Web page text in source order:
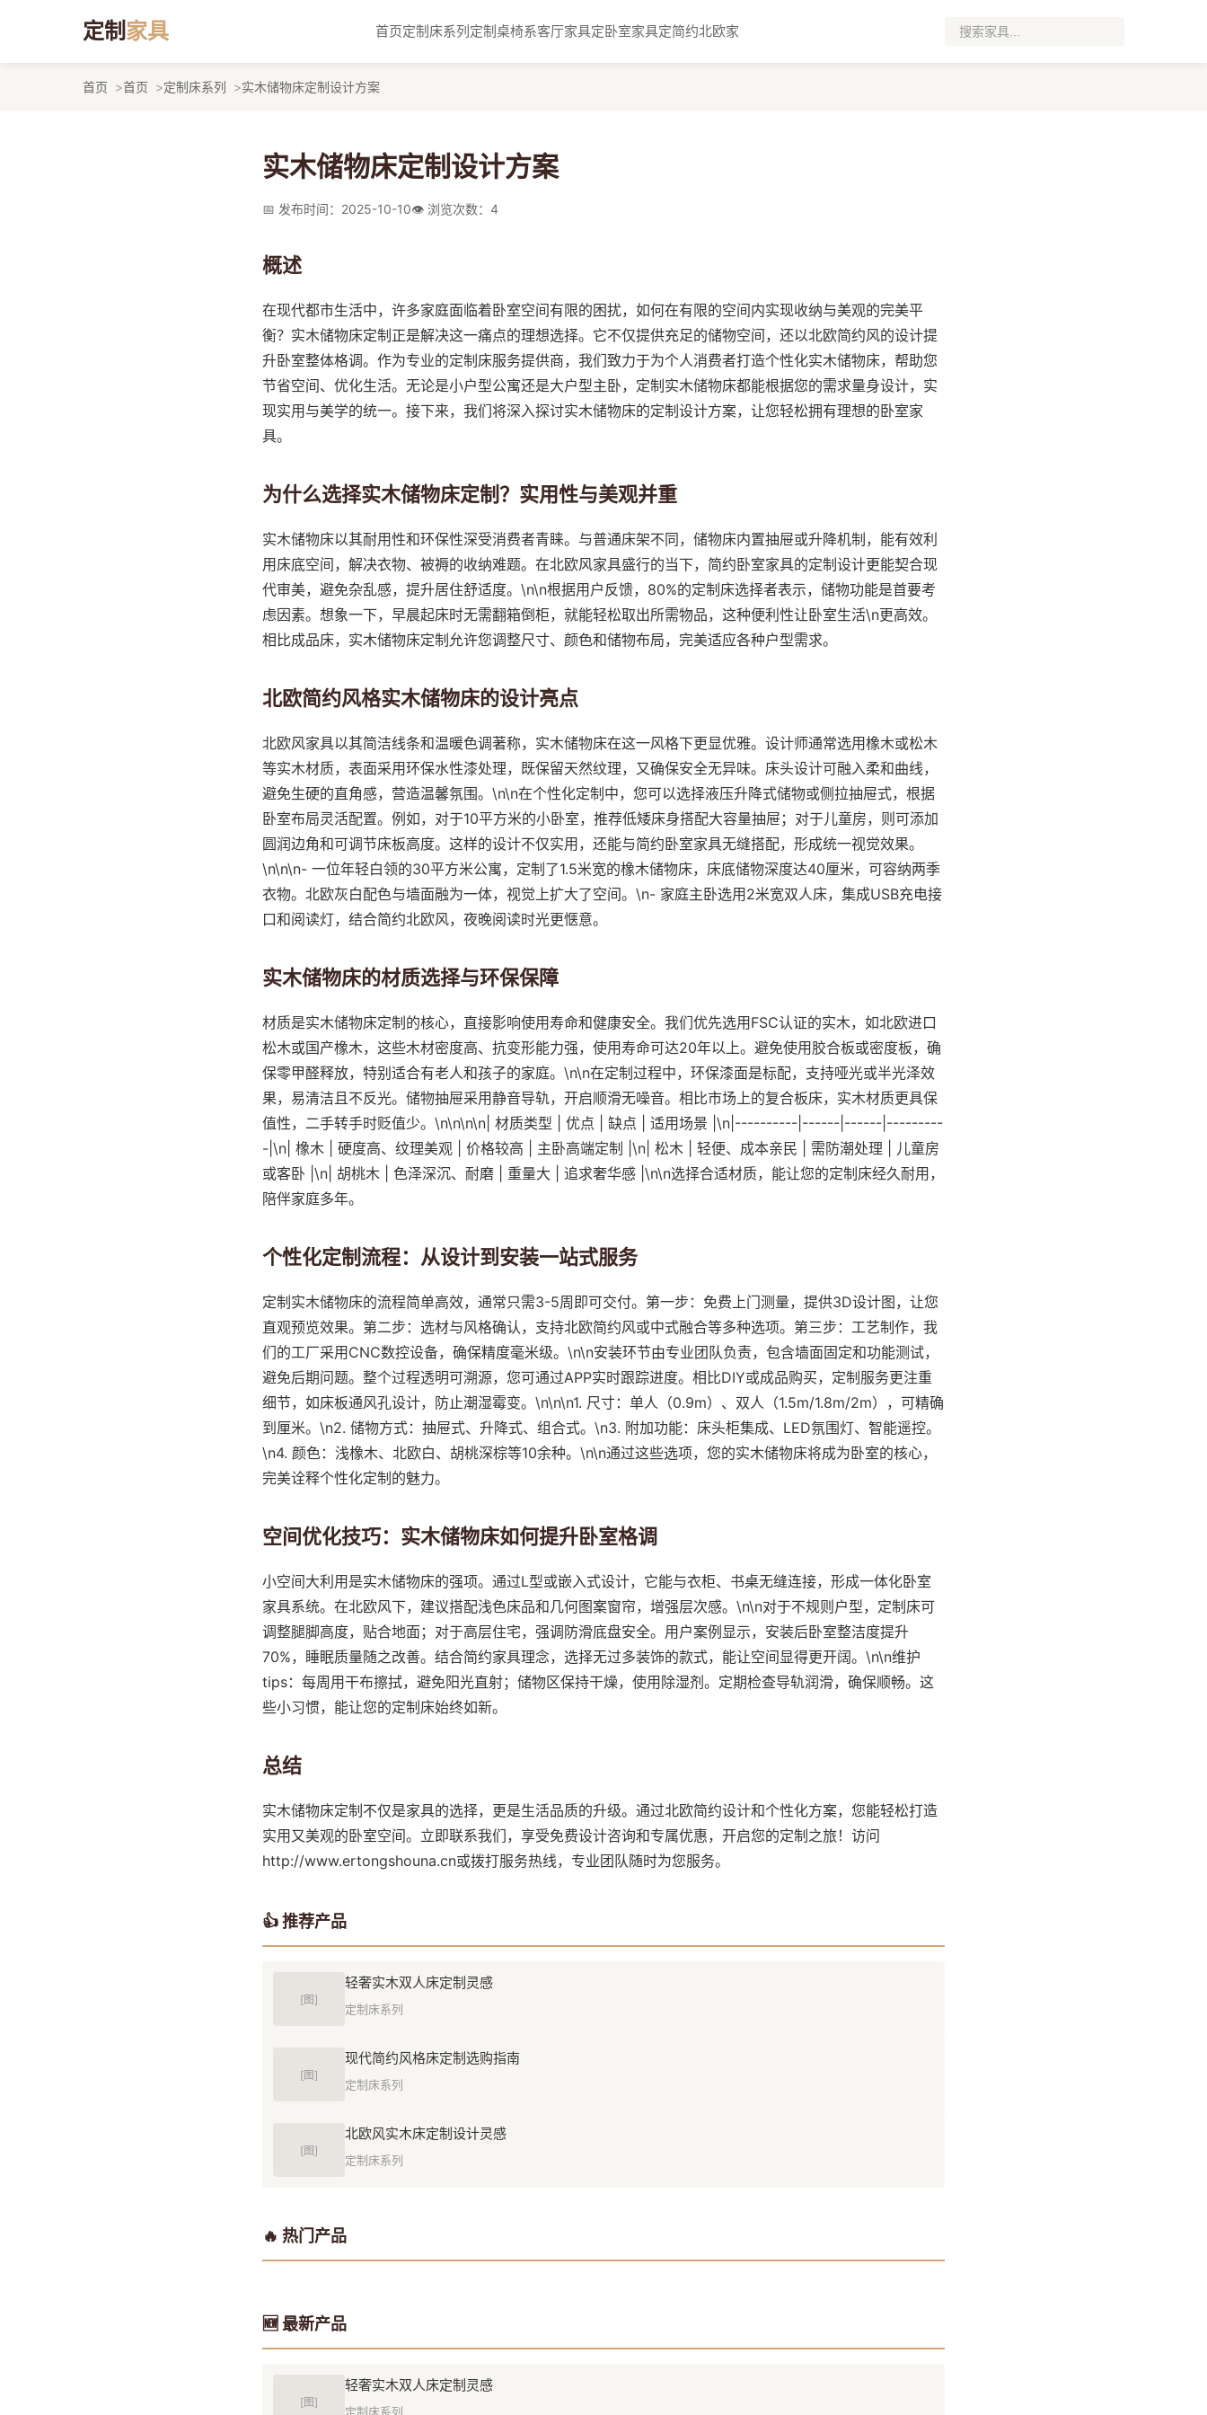
定制家具 首页定制床系列定制桌椅系客厅家具定卧室家具定简约北欧家
首页 首页 定制床系列 实木储物床定制设计方案
实木储物床定制设计方案
📅 发布时间：2025-10-10👁️ 浏览次数：4
概述
在现代都市生活中，许多家庭面临着卧室空间有限的困扰，如何在有限的空间内实现收纳与美观的完美平
衡？实木储物床定制正是解决这一痛点的理想选择。它不仅提供充足的储物空间，还以北欧简约风的设计提
升卧室整体格调。作为专业的定制床服务提供商，我们致力于为个人消费者打造个性化实木储物床，帮助您
节省空间、优化生活。无论是小户型公寓还是大户型主卧，定制实木储物床都能根据您的需求量身设计，实
现实用与美学的统一。接下来，我们将深入探讨实木储物床的定制设计方案，让您轻松拥有理想的卧室家
具。
为什么选择实木储物床定制？实用性与美观并重
实木储物床以其耐用性和环保性深受消费者青睐。与普通床架不同，储物床内置抽屉或升降机制，能有效利
用床底空间，解决衣物、被褥的收纳难题。在北欧风家具盛行的当下，简约卧室家具的定制设计更能契合现
代审美，避免杂乱感，提升居住舒适度。\n\n根据用户反馈，80%的定制床选择者表示，储物功能是首要考
虑因素。想象一下，早晨起床时无需翻箱倒柜，就能轻松取出所需物品，这种便利性让卧室生活\n更高效。
相比成品床，实木储物床定制允许您调整尺寸、颜色和储物布局，完美适应各种户型需求。
北欧简约风格实木储物床的设计亮点
北欧风家具以其简洁线条和温暖色调著称，实木储物床在这一风格下更显优雅。设计师通常选用橡木或松木
等实木材质，表面采用环保水性漆处理，既保留天然纹理，又确保安全无异味。床头设计可融入柔和曲线，
避免生硬的直角感，营造温馨氛围。\n\n在个性化定制中，您可以选择液压升降式储物或侧拉抽屉式，根据
卧室布局灵活配置。例如，对于10平方米的小卧室，推荐低矮床身搭配大容量抽屉；对于儿童房，则可添加
圆润边角和可调节床板高度。这样的设计不仅实用，还能与简约卧室家具无缝搭配，形成统一视觉效果。
\n\n\n- 一位年轻白领的30平方米公寓，定制了1.5米宽的橡木储物床，床底储物深度达40厘米，可容纳两季
衣物。北欧灰白配色与墙面融为一体，视觉上扩大了空间。\n- 家庭主卧选用2米宽双人床，集成USB充电接
口和阅读灯，结合简约北欧风，夜晚阅读时光更惬意。
实木储物床的材质选择与环保保障
材质是实木储物床定制的核心，直接影响使用寿命和健康安全。我们优先选用FSC认证的实木，如北欧进口
松木或国产橡木，这些木材密度高、抗变形能力强，使用寿命可达20年以上。避免使用胶合板或密度板，确
保零甲醛释放，特别适合有老人和孩子的家庭。\n\n在定制过程中，环保漆面是标配，支持哑光或半光泽效
果，易清洁且不反光。储物抽屉采用静音导轨，开启顺滑无噪音。相比市场上的复合板床，实木材质更具保
值性，二手转手时贬值少。\n\n\n\n| 材质类型 | 优点 | 缺点 | 适用场景 |\n|----------|------|------|---------
-|\n| 橡木 | 硬度高、纹理美观 | 价格较高 | 主卧高端定制 |\n| 松木 | 轻便、成本亲民 | 需防潮处理 | 儿童房
或客卧 |\n| 胡桃木 | 色泽深沉、耐磨 | 重量大 | 追求奢华感 |\n\n选择合适材质，能让您的定制床经久耐用，
陪伴家庭多年。
个性化定制流程：从设计到安装一站式服务
定制实木储物床的流程简单高效，通常只需3-5周即可交付。第一步：免费上门测量，提供3D设计图，让您
直观预览效果。第二步：选材与风格确认，支持北欧简约风或中式融合等多种选项。第三步：工艺制作，我
们的工厂采用CNC数控设备，确保精度毫米级。\n\n安装环节由专业团队负责，包含墙面固定和功能测试，
避免后期问题。整个过程透明可溯源，您可通过APP实时跟踪进度。相比DIY或成品购买，定制服务更注重
细节，如床板通风孔设计，防止潮湿霉变。\n\n\n1. 尺寸：单人（0.9m）、双人（1.5m/1.8m/2m），可精确
到厘米。\n2. 储物方式：抽屉式、升降式、组合式。\n3. 附加功能：床头柜集成、LED氛围灯、智能遥控。
\n4. 颜色：浅橡木、北欧白、胡桃深棕等10余种。\n\n通过这些选项，您的实木储物床将成为卧室的核心，
完美诠释个性化定制的魅力。
空间优化技巧：实木储物床如何提升卧室格调
小空间大利用是实木储物床的强项。通过L型或嵌入式设计，它能与衣柜、书桌无缝连接，形成一体化卧室
家具系统。在北欧风下，建议搭配浅色床品和几何图案窗帘，增强层次感。\n\n对于不规则户型，定制床可
调整腿脚高度，贴合地面；对于高层住宅，强调防滑底盘安全。用户案例显示，安装后卧室整洁度提升
70%，睡眠质量随之改善。结合简约家具理念，选择无过多装饰的款式，能让空间显得更开阔。\n\n维护
tips：每周用干布擦拭，避免阳光直射；储物区保持干燥，使用除湿剂。定期检查导轨润滑，确保顺畅。这
些小习惯，能让您的定制床始终如新。
总结
实木储物床定制不仅是家具的选择，更是生活品质的升级。通过北欧简约设计和个性化方案，您能轻松打造
实用又美观的卧室空间。立即联系我们，享受免费设计咨询和专属优惠，开启您的定制之旅！访问
http://www.ertongshouna.cn或拨打服务热线，专业团队随时为您服务。
👍 推荐产品
[图]
轻奢实木双人床定制灵感
定制床系列
[图]
现代简约风格床定制选购指南
定制床系列
[图]
北欧风实木床定制设计灵感
定制床系列
🔥 热门产品
🆕 最新产品
[图]
轻奢实木双人床定制灵感
定制床系列